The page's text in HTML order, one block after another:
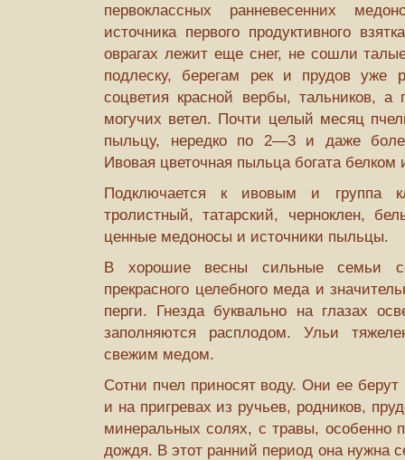
первоклассных ранневесенних
источника первого продуктивного
оврагах лежит еще снег, не сошли
подлеску, берегам рек и прудов уже
соцветия красной вербы, тальников,
могучих ветел. Почти целый месяц
пыльцу, нередко по 2—3 и даже
Ивовая цветочная пыльца богата белком
Подключается к ивовым и группа
тролистный, татарский, черноклен,
ценные медоносы и источники пыльцы.
В хорошие весны сильные семьи
прекрасного целебного меда и
перги. Гнезда буквально на глазах
заполняются расплодом. Ульи
свежим медом.
Сотни пчел приносят воду. Они ее берут
и на пригревах из ручьев, родников,
минеральных солях, с травы, особенно
дождя. В этот ранний период она нужна